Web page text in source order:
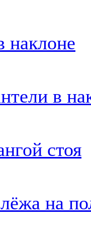
наклоне
в
стоя
на